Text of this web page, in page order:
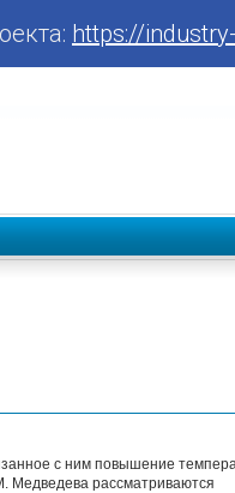
https://
с ним повышение
Медведева рассматриваются